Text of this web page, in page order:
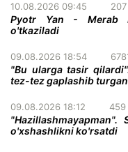
10.08.2026 09:45 207
Pyotr Yan - Merab
o'tkaziladi
09.08.2026 18:54
"Bu ularga tasir
tez-tez gaplashib
09.08.2026 18:12 459
o'xshashlikni ko'rsatdi